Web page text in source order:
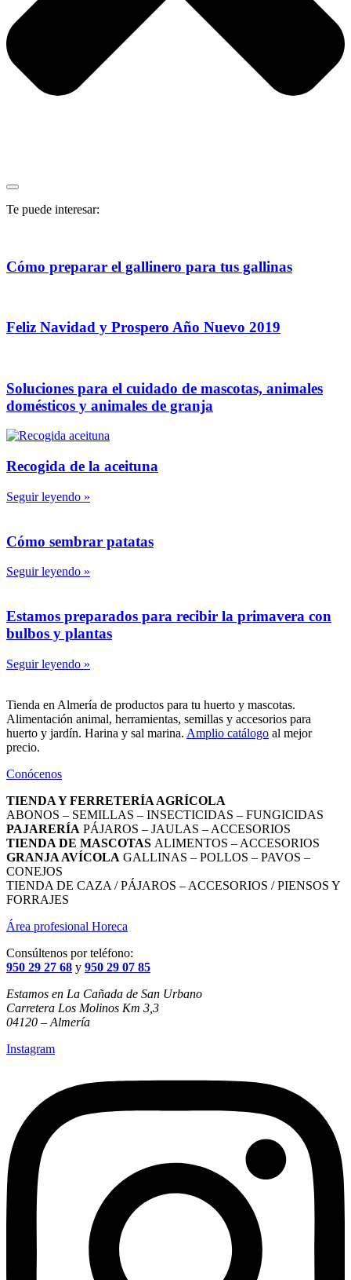
Te puede interesar:
Cómo preparar el gallinero para tus gallinas
Feliz Navidad y Prospero Año Nuevo 2019
Soluciones para el cuidado de mascotas, animales
domésticos y animales de granja
Recogida de la aceituna
Seguir leyendo »
Cómo sembrar patatas
Seguir leyendo »
Estamos preparados para recibir la primavera con
bulbos y plantas
Seguir leyendo »
Tienda en Almería de productos para tu huerto y mascotas.
Alimentación animal, herramientas, semillas y accesorios para
huerto y jardín. Harina y sal marina. Amplio catálogo al mejor
precio.
Conócenos
TIENDA Y FERRETERÍA AGRÍCOLA
ABONOS – SEMILLAS – INSECTICIDAS – FUNGICIDAS
PAJARERÍA PÁJAROS – JAULAS – ACCESORIOS
TIENDA DE MASCOTAS ALIMENTOS – ACCESORIOS
GRANJA AVÍCOLA GALLINAS – POLLOS – PAVOS –
CONEJOS
TIENDA DE CAZA / PÁJAROS – ACCESORIOS / PIENSOS Y
FORRAJES
Área profesional Horeca
Consúltenos por teléfono:
950 29 27 68 y 950 29 07 85
Estamos en La Cañada de San Urbano
Carretera Los Molinos Km 3,3
04120 – Almería
Instagram